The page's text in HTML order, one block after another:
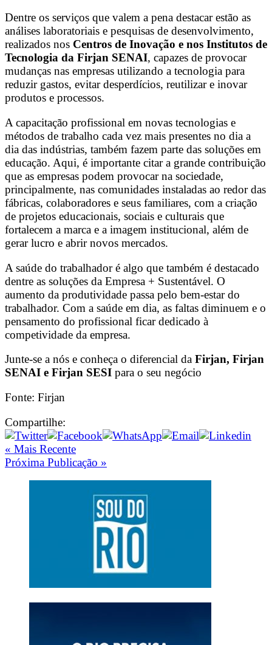
Dentre os serviços que valem a pena destacar estão as
análises laboratoriais e pesquisas de desenvolvimento,
realizados nos Centros de Inovação e nos Institutos de
Tecnologia da Firjan SENAI, capazes de provocar
mudanças nas empresas utilizando a tecnologia para
reduzir gastos, evitar desperdícios, reutilizar e inovar
produtos e processos.
A capacitação profissional em novas tecnologias e
métodos de trabalho cada vez mais presentes no dia a
dia das indústrias, também fazem parte das soluções em
educação. Aqui, é importante citar a grande contribuição
que as empresas podem provocar na sociedade,
principalmente, nas comunidades instaladas ao redor das
fábricas, colaboradores e seus familiares, com a criação
de projetos educacionais, sociais e culturais que
fortalecem a marca e a imagem institucional, além de
gerar lucro e abrir novos mercados.
A saúde do trabalhador é algo que também é destacado
dentre as soluções da Empresa + Sustentável. O
aumento da produtividade passa pelo bem-estar do
trabalhador. Com a saúde em dia, as faltas diminuem e o
pensamento do profissional ficar dedicado à
competividade da empresa.
Junte-se a nós e conheça o diferencial da Firjan, Firjan
SENAI e Firjan SESI para o seu negócio
Fonte: Firjan
Compartilhe:
« Mais Recente
Próxima Publicação »